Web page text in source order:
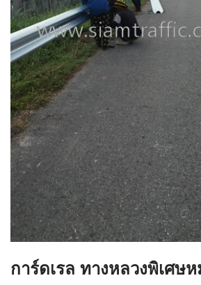
การ์ดเรล ทางหลวงพิเศษ